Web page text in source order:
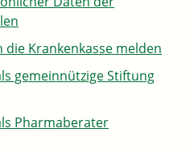
die Krankenkasse melden
gemeinnützige Stiftung
Pharmaberater